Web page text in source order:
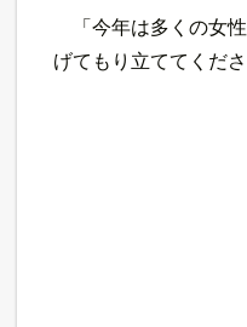
「今年は多くの女
げてもり立ててくだ